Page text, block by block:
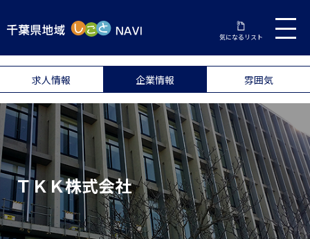
気になるリスト
求人情報 企業情報 雰囲気
ＴＫＫ株式会社